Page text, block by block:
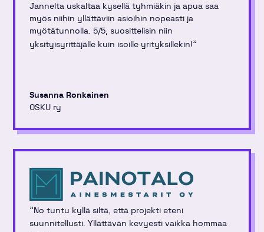
Jannelta uskaltaa kysellä tyhmiäkin ja apua saa
myös niihin yllättäviin asioihin nopeasti ja
myötätunnolla. 5/5, suosittelisin niin
yksityisyrittäjälle kuin isoille yrityksillekin!"
Susanna Ronkainen
OSKU ry
"No tuntu kyllä siltä, että projekti eteni
suunnitellusti. Yllättävän kevyesti vaikka hommaa